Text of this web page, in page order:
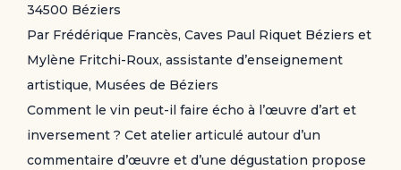
34500 Béziers
Par Frédérique Francès, Caves Paul Riquet Béziers et
Mylène Fritchi-Roux, assistante d’enseignement
artistique, Musées de Béziers
Comment le vin peut-il faire écho à l’œuvre d’art et
inversement ? Cet atelier articulé autour d’un
commentaire d’œuvre et d’une dégustation propose